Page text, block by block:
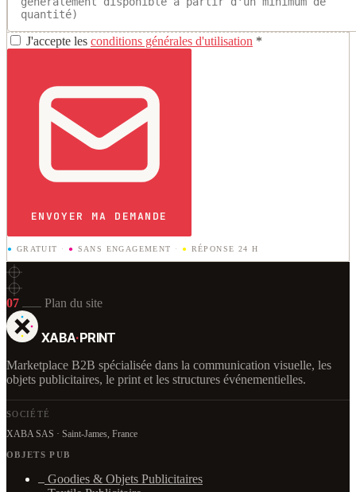
J'accepte les conditions générales d'utilisation *
ENVOYER MA DEMANDE
● GRATUIT · ● SANS ENGAGEMENT · ● RÉPONSE 24 H
07 Plan du site
XABA·PRINT
Marketplace B2B spécialisée dans la communication visuelle, les
objets publicitaires, le print et les structures événementielles.
SOCIÉTÉ
XABA SAS · Saint-James, France
OBJETS PUB
Goodies & Objets Publicitaires